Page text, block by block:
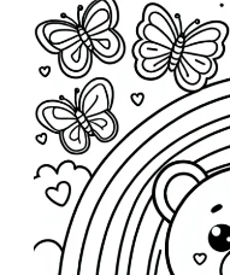
l
i
c
a
t
i
o
n